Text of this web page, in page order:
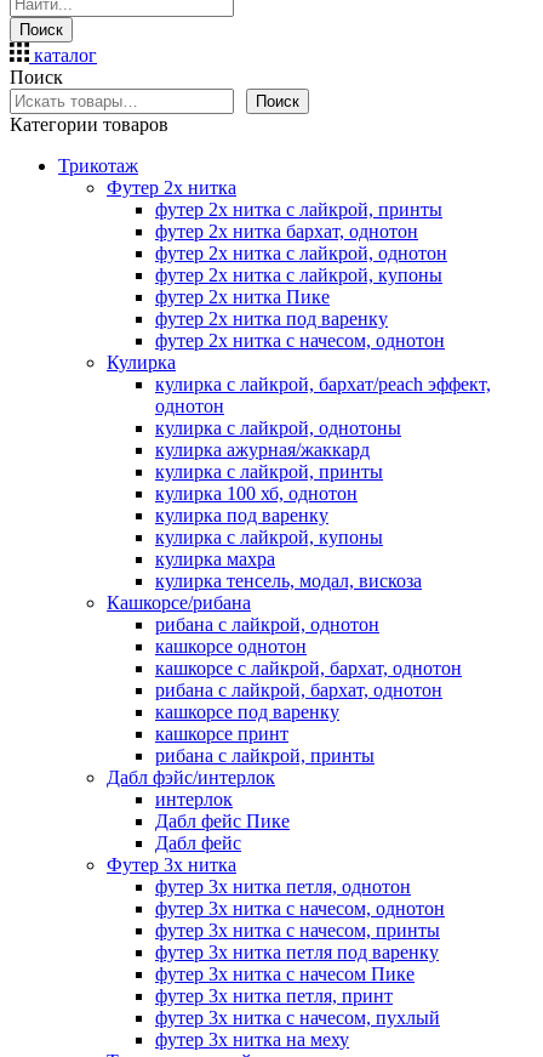
Поиск
каталог
Поиск
Поиск
Категории товаров
Трикотаж
Футер 2х нитка
футер 2х нитка с лайкрой, принты
футер 2х нитка бархат, однотон
футер 2х нитка с лайкрой, однотон
футер 2х нитка с лайкрой, купоны
футер 2х нитка Пике
футер 2х нитка под варенку
футер 2х нитка с начесом, однотон
Кулирка
кулирка с лайкрой, бархат/peach эффект,
однотон
кулирка с лайкрой, однотоны
кулирка ажурная/жаккард
кулирка с лайкрой, принты
кулирка 100 хб, однотон
кулирка под варенку
кулирка с лайкрой, купоны
кулирка махра
кулирка тенсель, модал, вискоза
Кашкорсе/рибана
рибана с лайкрой, однотон
кашкорсе однотон
кашкорсе с лайкрой, бархат, однотон
рибана с лайкрой, бархат, однотон
кашкорсе под варенку
кашкорсе принт
рибана с лайкрой, принты
Дабл фэйс/интерлок
интерлок
Дабл фейс Пике
Дабл фейс
Футер 3х нитка
футер 3х нитка петля, однотон
футер 3х нитка с начесом, однотон
футер 3х нитка с начесом, принты
футер 3х нитка петля под варенку
футер 3х нитка с начесом Пике
футер 3х нитка петля, принт
футер 3х нитка с начесом, пухлый
футер 3х нитка на меху